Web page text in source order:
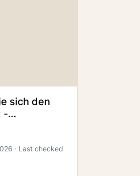
sich den
-
mit Pool in
· Last checked